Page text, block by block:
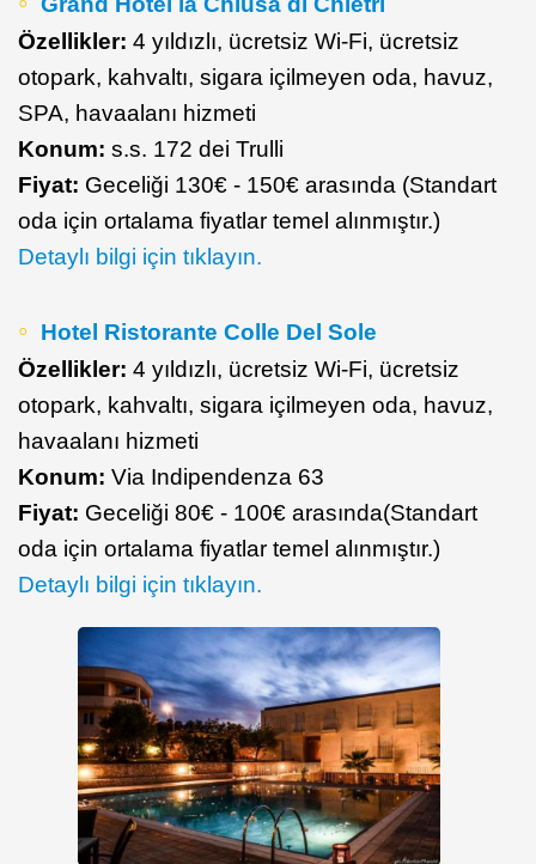
Özellikler: 4 yıldızlı, ücretsiz Wi-Fi, ücretsiz
otopark, kahvaltı, sigara içilmeyen oda, havuz,
SPA, havaalanı hizmeti
Konum: s.s. 172 dei Trulli
Fiyat: Geceliği 130€ - 150€ arasında (Standart
oda için ortalama fiyatlar temel alınmıştır.)
Detaylı bilgi için tıklayın.
Hotel Ristorante Colle Del Sole
Özellikler: 4 yıldızlı, ücretsiz Wi-Fi, ücretsiz
otopark, kahvaltı, sigara içilmeyen oda, havuz,
havaalanı hizmeti
Konum: Via Indipendenza 63
Fiyat: Geceliği 80€ - 100€ arasında(Standart
oda için ortalama fiyatlar temel alınmıştır.)
Detaylı bilgi için tıklayın.